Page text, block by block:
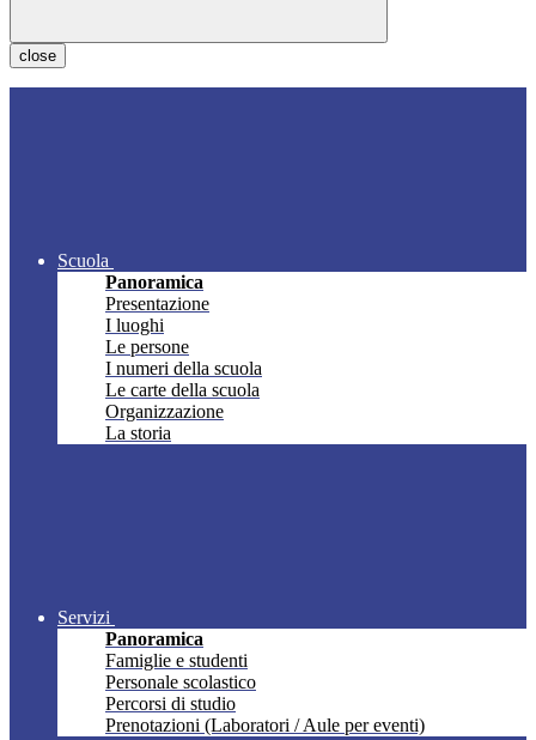
close
Scuola
Panoramica
Presentazione
I luoghi
Le persone
I numeri della scuola
Le carte della scuola
Organizzazione
La storia
Servizi
Panoramica
Famiglie e studenti
Personale scolastico
Percorsi di studio
Prenotazioni (Laboratori / Aule per eventi)